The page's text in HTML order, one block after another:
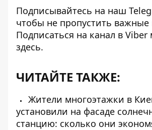
Подписывайтесь на наш
чтобы не пропустить важные
Подписаться на канал в
здесь.
ЧИТАЙТЕ ТАКЖЕ:
Жители многоэтажки в
установили на фасаде
станцию: сколько они